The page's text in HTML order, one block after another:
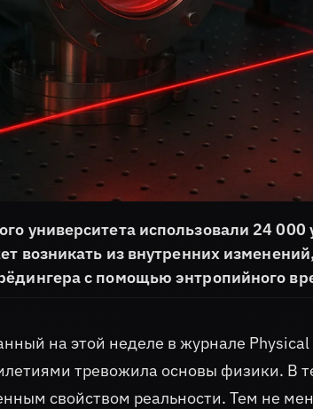
университета использовали 24
возникать из внутренних
с помощью энтропийного
на этой неделе в журнале Physical
тревожила основы физики. В
свойством реальности. Тем не